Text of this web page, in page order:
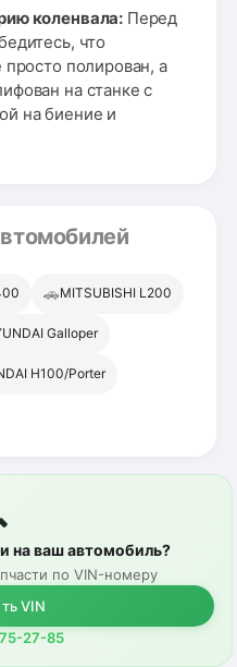
коленвала: Перед
что
полирован, а
на станке с
на биение и
🚗MITSUBISHI L200
Galloper
H100/Porter
на ваш автомобиль?
по VIN-номеру
VIN
27-85